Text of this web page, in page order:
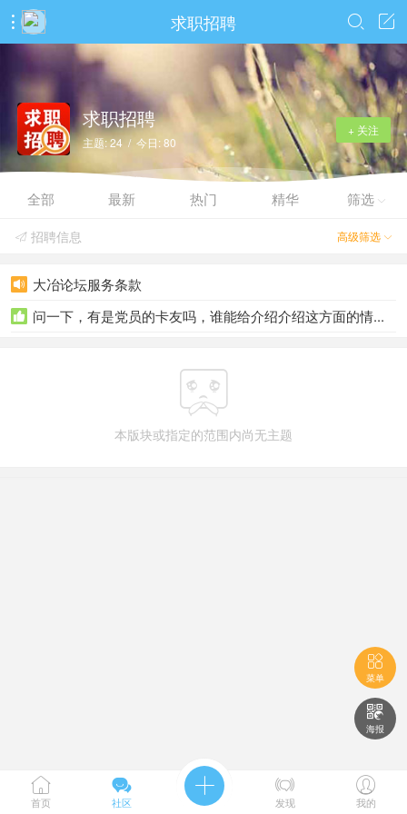
 求职招聘 

+ 关注
求职招聘
主题: 24 / 今日: 80
全部 最新 热门 精华 筛选 
高级筛选 
 招聘信息
 大冶论坛服务条款
 问一下，有是党员的卡友吗，谁能给介绍介绍这方面的情...

本版块或指定的范围内尚无主题

菜单

海报

首页

社区
 
发现

我的